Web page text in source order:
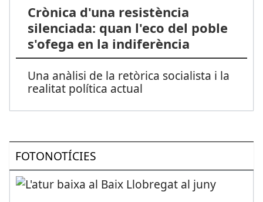
Crònica d'una resistència
silenciada: quan l'eco del poble
s'ofega en la indiferència
Una anàlisi de la retòrica socialista i la
realitat política actual
FOTONOTÍCIES